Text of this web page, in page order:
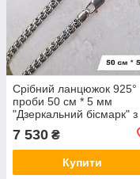
Срібний ланцюжок 925°
проби 50 см * 5 мм
"Дзеркальний бісмарк" з
7 530 ₴
Купити